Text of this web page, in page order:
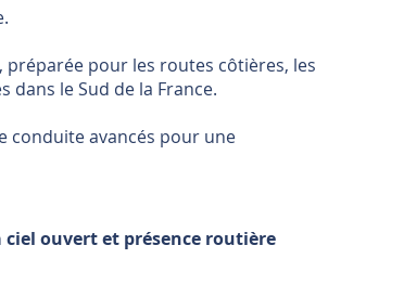
pour les routes côtières, les
le Sud de la France.
conduite avancés pour une
ouvert et présence routière